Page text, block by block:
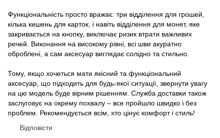
Функціональність просто вражає: три відділення для грошей,
кілька кишень для карток, і навіть відділення для монет, яке
закривається на кнопку, виключає ризик втрати важливих
речей. Виконання на високому рівні, всі шви акуратно
оброблені, а сам аксесуар виглядає солідно та стильно.
Тому, якщо хочеться мати якісний та функціональний
аксесуар, що підходить для будь-якої ситуації, звернути увагу
на цю модель буде вірним рішенням. Служба доставки також
заслуговує на окрему похвалу – все пройшло швидко і без
проблем. Рекомендується всім, хто цінує комфорт і стиль!
Відповісти